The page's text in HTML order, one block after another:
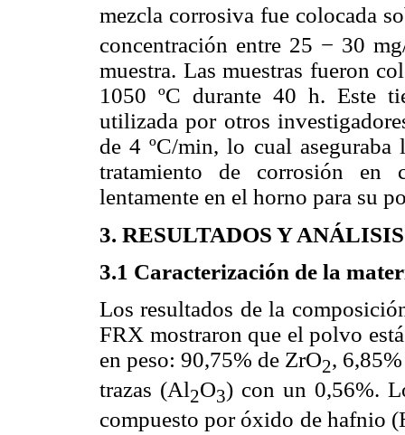
mezcla corrosiva fue colocada
concentración entre 25 − 30
muestra. Las muestras fueron
1050 ºC durante 40 h. Este
utilizada por otros
de 4 ºC/min, lo cual
tratamiento de corrosión en
lentamente en el horno para su
3. RESULTADOS Y
3.1 Caracterización de la
Los resultados de la
FRX mostraron que el polvo
en peso: 90,75% de ZrO2,
trazas (Al2O3) con un 0,56%.
compuesto por óxido de hafnio